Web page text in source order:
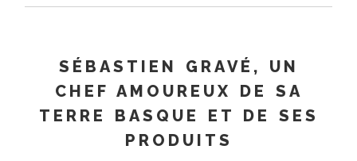
SÉBASTIEN GRAVÉ, UN
CHEF AMOUREUX DE SA
TERRE BASQUE ET DE SES
PRODUITS